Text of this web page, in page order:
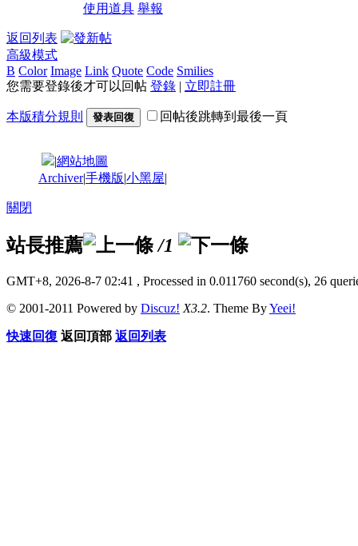
使用道具 舉報
返回列表
高級模式
B Color Image Link Quote Code Smilies
您需要登錄後才可以回帖 登錄 | 立即註冊
本版積分規則 發表回復 回帖後跳轉到最後一頁
|網站地圖
Archiver|手機版|小黑屋|
關閉
站長推薦 /1
GMT+8, 2026-8-7 02:41 , Processed in 0.011760 second(s), 26
© 2001-2011 Powered by Discuz! X3.2. Theme ByYeei!
快速回復 返回頂部 返回列表